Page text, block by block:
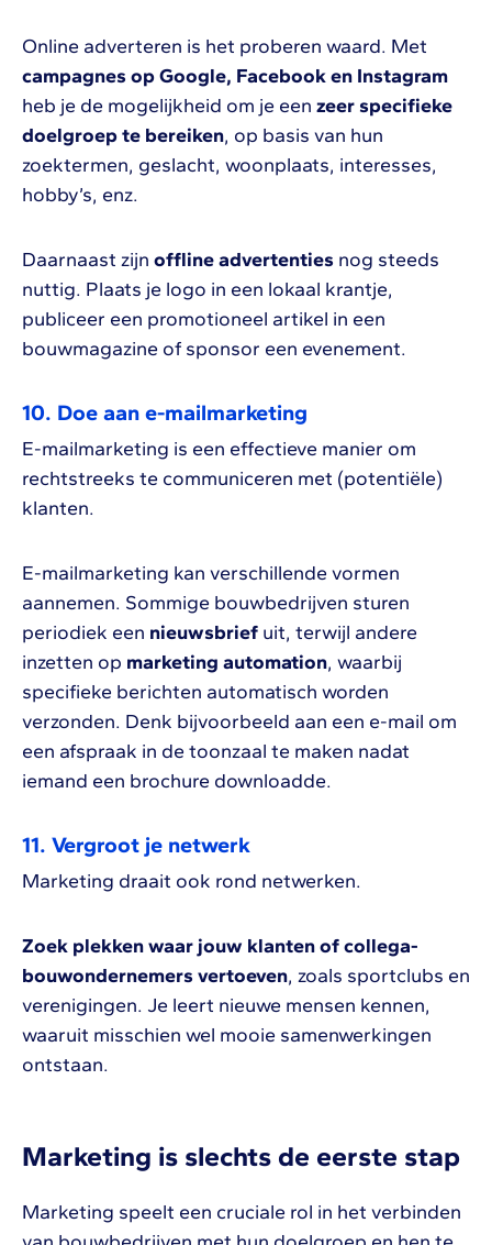
Online adverteren is het proberen waard. Met
campagnes op Google, Facebook en Instagram
heb je de mogelijkheid om je een zeer specifieke
doelgroep te bereiken, op basis van hun
zoektermen, geslacht, woonplaats, interesses,
hobby’s, enz.
Daarnaast zijn offline advertenties nog steeds
nuttig. Plaats je logo in een lokaal krantje,
publiceer een promotioneel artikel in een
bouwmagazine of sponsor een evenement.
10. Doe aan e-mailmarketing
E-mailmarketing is een effectieve manier om
rechtstreeks te communiceren met (potentiële)
klanten.
E-mailmarketing kan verschillende vormen
aannemen. Sommige bouwbedrijven sturen
periodiek een nieuwsbrief uit, terwijl andere
inzetten op marketing automation, waarbij
specifieke berichten automatisch worden
verzonden. Denk bijvoorbeeld aan een e-mail om
een afspraak in de toonzaal te maken nadat
iemand een brochure downloadde.
11. Vergroot je netwerk
Marketing draait ook rond netwerken.
Zoek plekken waar jouw klanten of collega-
bouwondernemers vertoeven, zoals sportclubs en
verenigingen. Je leert nieuwe mensen kennen,
waaruit misschien wel mooie samenwerkingen
ontstaan.
Marketing is slechts de eerste stap
Marketing speelt een cruciale rol in het verbinden